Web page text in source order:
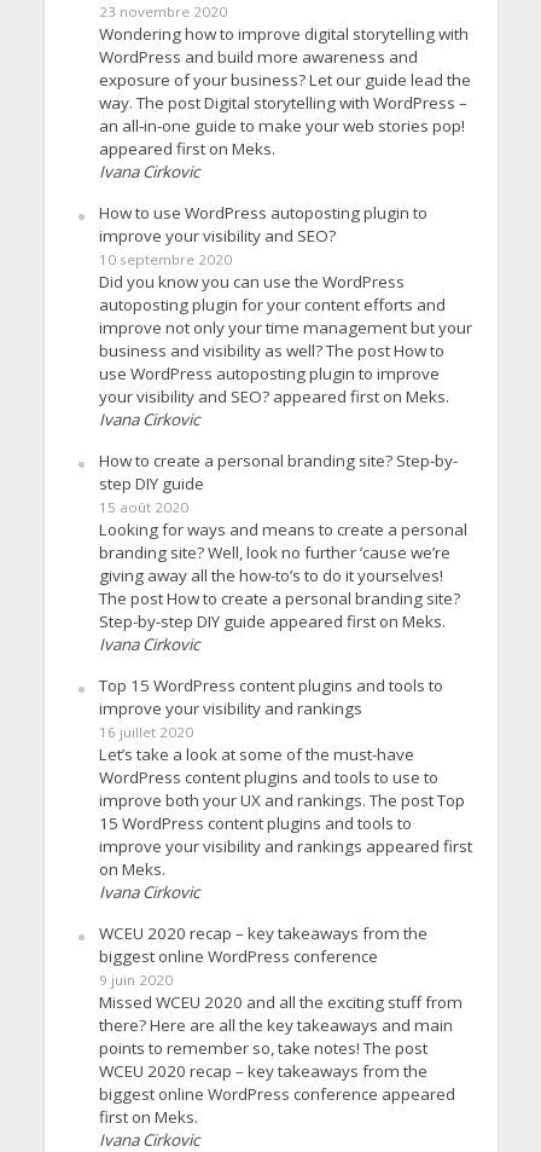
23 novembre 2020
Wondering how to improve digital storytelling with
WordPress and build more awareness and
exposure of your business? Let our guide lead the
way. The post Digital storytelling with WordPress –
an all-in-one guide to make your web stories pop!
appeared first on Meks.
Ivana Cirkovic
How to use WordPress autoposting plugin to
improve your visibility and SEO?
10 septembre 2020
Did you know you can use the WordPress
autoposting plugin for your content efforts and
improve not only your time management but your
business and visibility as well? The post How to
use WordPress autoposting plugin to improve
your visibility and SEO? appeared first on Meks.
Ivana Cirkovic
How to create a personal branding site? Step-by-
step DIY guide
15 août 2020
Looking for ways and means to create a personal
branding site? Well, look no further ’cause we’re
giving away all the how-to’s to do it yourselves!
The post How to create a personal branding site?
Step-by-step DIY guide appeared first on Meks.
Ivana Cirkovic
Top 15 WordPress content plugins and tools to
improve your visibility and rankings
16 juillet 2020
Let’s take a look at some of the must-have
WordPress content plugins and tools to use to
improve both your UX and rankings. The post Top
15 WordPress content plugins and tools to
improve your visibility and rankings appeared first
on Meks.
Ivana Cirkovic
WCEU 2020 recap – key takeaways from the
biggest online WordPress conference
9 juin 2020
Missed WCEU 2020 and all the exciting stuff from
there? Here are all the key takeaways and main
points to remember so, take notes! The post
WCEU 2020 recap – key takeaways from the
biggest online WordPress conference appeared
first on Meks.
Ivana Cirkovic